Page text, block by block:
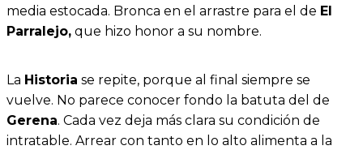
media estocada. Bronca en el arrastre para el de El
Parralejo, que hizo honor a su nombre.
La Historia se repite, porque al final siempre se
vuelve. No parece conocer fondo la batuta del de
Gerena. Cada vez deja más clara su condición de
intratable. Arrear con tanto en lo alto alimenta a la